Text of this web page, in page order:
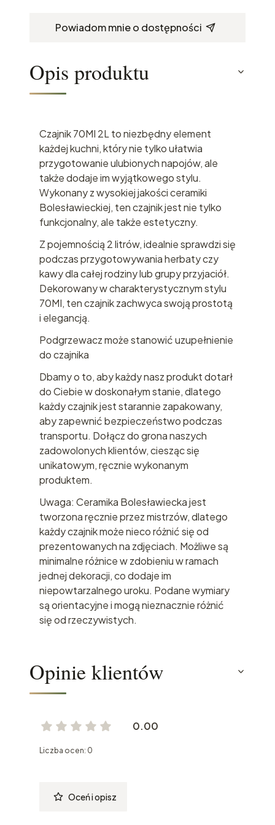
Powiadom mnie o dostępności
Opis produktu
Czajnik 70MI 2L to niezbędny element
każdej kuchni, który nie tylko ułatwia
przygotowanie ulubionych napojów, ale
także dodaje im wyjątkowego stylu.
Wykonany z wysokiej jakości ceramiki
Bolesławieckiej, ten czajnik jest nie tylko
funkcjonalny, ale także estetyczny.
Z pojemnością 2 litrów, idealnie sprawdzi się
podczas przygotowywania herbaty czy
kawy dla całej rodziny lub grupy przyjaciół.
Dekorowany w charakterystycznym stylu
70MI, ten czajnik zachwyca swoją prostotą
i elegancją.
Podgrzewacz może stanowić uzupełnienie
do czajnika
Dbamy o to, aby każdy nasz produkt dotarł
do Ciebie w doskonałym stanie, dlatego
każdy czajnik jest starannie zapakowany,
aby zapewnić bezpieczeństwo podczas
transportu. Dołącz do grona naszych
zadowolonych klientów, ciesząc się
unikatowym, ręcznie wykonanym
produktem.
Uwaga: Ceramika Bolesławiecka jest
tworzona ręcznie przez mistrzów, dlatego
każdy czajnik może nieco różnić się od
prezentowanych na zdjęciach. Możliwe są
minimalne różnice w zdobieniu w ramach
jednej dekoracji, co dodaje im
niepowtarzalnego uroku. Podane wymiary
są orientacyjne i mogą nieznacznie różnić
się od rzeczywistych.
Opinie klientów
0.00
Liczba ocen: 0
Oceń i opisz